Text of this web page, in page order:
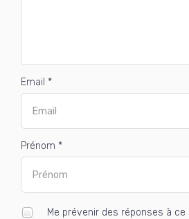
Email *
Prénom *
Me prévenir des réponses à